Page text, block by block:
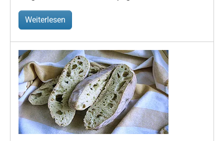
Weiterlesen